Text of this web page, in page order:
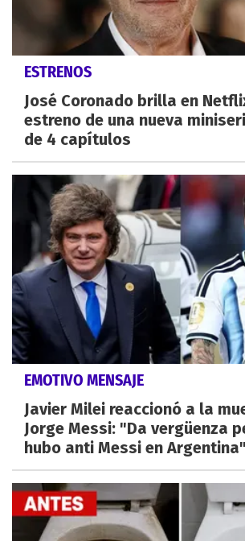
ESTRENOS
José Coronado brilla en
estreno de una nueva
de 4 capítulos
EMOTIVO MENSAJE
Javier Milei reaccionó a la
Jorge Messi: "Da vergüenza
hubo anti Messi en Argentina"